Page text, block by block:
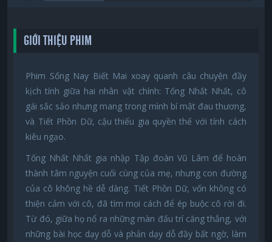
GIỚI THIỆU PHIM
Phim Sống Nay Biết Mai xoay quanh câu chuyện đầy
kịch tính giữa hai nhân vật chính: Tống Nhất Nhất, cô
gái sắc sảo nhưng mang trong mình bí mật đau thương,
và Tiết Phồn Dữ, cậu thiếu gia quyền thế với tính cách
kiêu ngạo.
Tống Nhất Nhất gia nhập Tập đoàn Vũ Lâm để hoàn
thành tâm nguyện cuối cùng của mẹ, nhưng con đường
của cô không hề dễ dàng. Tiết Phồn Dữ, vốn không có
thiện cảm với cô, đã tìm mọi cách để ép buộc cô rời đi.
Từ đó, giữa họ nổ ra những màn đấu trí căng thẳng, với
những bài học dạy dỗ và phản dạy dỗ đầy bất ngờ, làm